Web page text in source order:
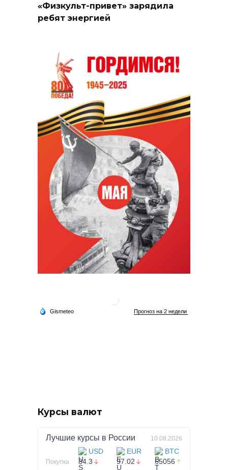
«Физкульт-привет» зарядила
ребят энергией
Курсы валют
Лучшие курсы в России 10.08.2026
USD EUR BTC
Покупка 84.3 97.02 65056